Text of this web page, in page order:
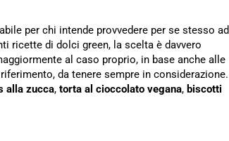
per chi intende provvedere per se stesso ad
ricette di dolci green, la scelta è davvero
al caso proprio, in base anche alle
da tenere sempre in considerazione.
alla zucca, torta al cioccolato vegana, biscotti